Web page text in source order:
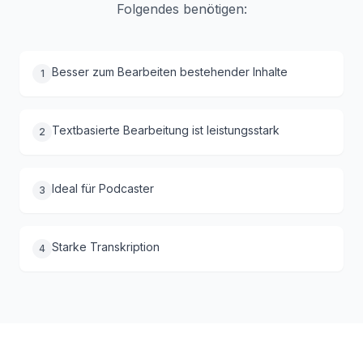
Folgendes benötigen:
1 Besser zum Bearbeiten bestehender Inhalte
2 Textbasierte Bearbeitung ist leistungsstark
3 Ideal für Podcaster
4 Starke Transkription